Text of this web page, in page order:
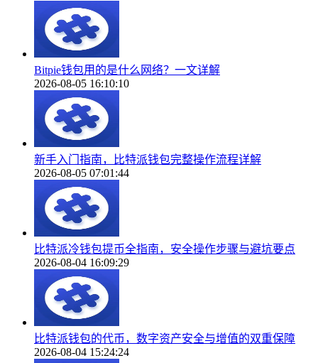
Bitpie钱包用的是什么网络？一文详解
2026-08-05 16:10:10
新手入门指南，比特派钱包完整操作流程详解
2026-08-05 07:01:44
比特派冷钱包提币全指南，安全操作步骤与避坑要点
2026-08-04 16:09:29
比特派钱包的代币，数字资产安全与增值的双重保障
2026-08-04 15:24:24